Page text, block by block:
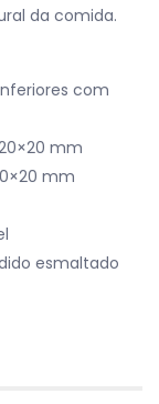
da comida.
com
mm
mm
esmaltado